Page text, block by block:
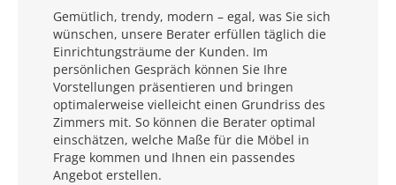
Gemütlich, trendy, modern – egal, was Sie sich
wünschen, unsere Berater erfüllen täglich die
Einrichtungsträume der Kunden. Im
persönlichen Gespräch können Sie Ihre
Vorstellungen präsentieren und bringen
optimalerweise vielleicht einen Grundriss des
Zimmers mit. So können die Berater optimal
einschätzen, welche Maße für die Möbel in
Frage kommen und Ihnen ein passendes
Angebot erstellen.